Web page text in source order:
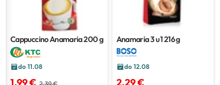
Cappuccino Anamaria200 g
do 11.08
1,99 €
Anamaria 3 u 1216 g
do 12.08
2,29 €